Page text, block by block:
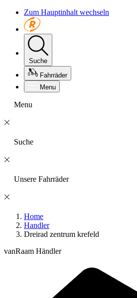
Zum Hauptinhalt wechseln
Suche
Fahrräder
Menu
Menu
Suche
Unsere Fahrräder
Home
Handler
Dreirad zentrum krefeld
vanRaam Händler